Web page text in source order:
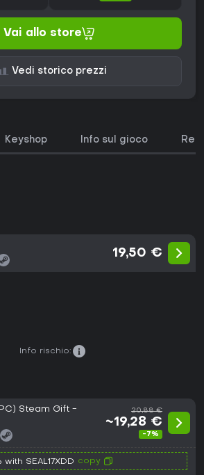
Vai allo store
Vedi storico prezzi
Keyshop Info sul gioco
19,50 €
Info rischio:
Steam Gift -
20,88 €
~19,28 €
-7%
with SEAL17XDD copy